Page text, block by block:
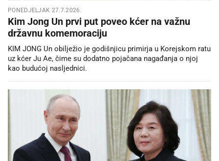
PONEDJELJAK 27.7.2026.
Kim Jong Un prvi put poveo kćer na važnu
državnu komemoraciju
KIM JONG Un obilježio je godišnjicu primirja u Korejskom ratu
uz kćer Ju Ae, čime su dodatno pojačana nagađanja o njoj
kao budućoj nasljednici.